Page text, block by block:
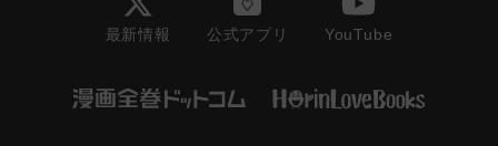
最新情報 公式アプリ YouTube